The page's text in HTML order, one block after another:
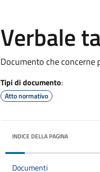
Verbale
Documento che concerne
Tipi di documento:
Atto normativo
INDICE DELLA PAGINA
Documenti